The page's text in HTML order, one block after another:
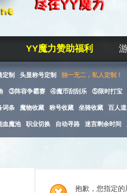
YY魔力赞助福利
定制 头显称号定制 独一无二，私人定制！
③阵容争霸赛 ④魔币刮刮乐 ⑤限时打宝
词条 魔物收藏 称号收藏 坐骑收藏 百人
血魔池 职业切换 自动寻路 迷宫剩余时间
抱歉，您指定